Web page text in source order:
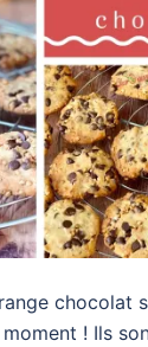
chocolat
! Ils